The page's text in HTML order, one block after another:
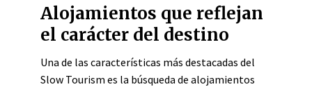
Alojamientos que reflejan
el carácter del destino
Una de las características más destacadas del
Slow Tourism es la búsqueda de alojamientos